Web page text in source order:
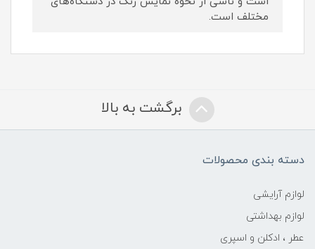
مختلف است.
برگشت به بالا
دسته بندی محصولات
لوازم آرایشی
لوازم بهداشتی
عطر ، ادکلن و اسپری